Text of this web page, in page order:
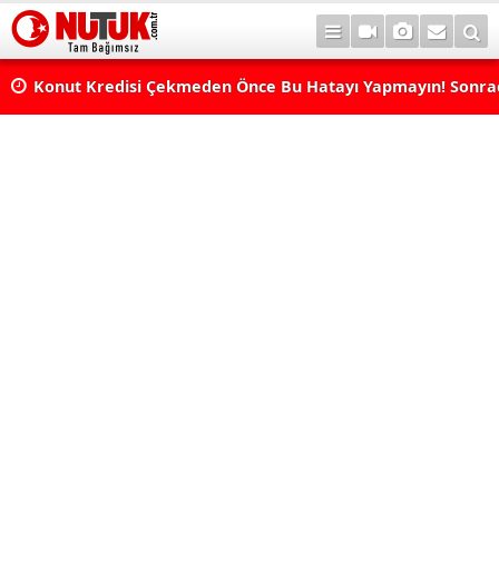
Konut Kredisi Çekmeden Önce Bu Hatayı Yapmayın!